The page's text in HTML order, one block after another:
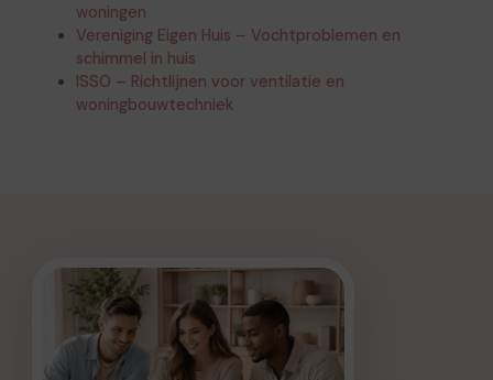
woningen
Vereniging Eigen Huis – Vochtproblemen en
schimmel in huis
ISSO – Richtlijnen voor ventilatie en
woningbouwtechniek